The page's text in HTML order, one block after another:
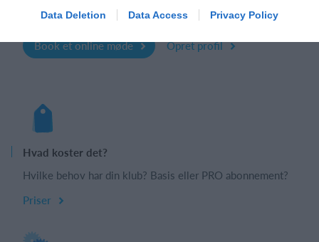
Data Deletion Data Access Privacy Policy
opsætningen af din klub.
Book et online møde Opret profil
Hvad koster det?
Hvilke behov har din klub? Basis eller PRO abonnement?
Priser